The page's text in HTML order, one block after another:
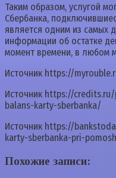
Таким образом, услугой
Сбербанка,
является одним из самых
информации об остатке
момент времени, в любом
Источник https://
Источник https://
balans-karty-sberbanka/
Источник https://
karty-sberbanka-pri-
Похожие записи: